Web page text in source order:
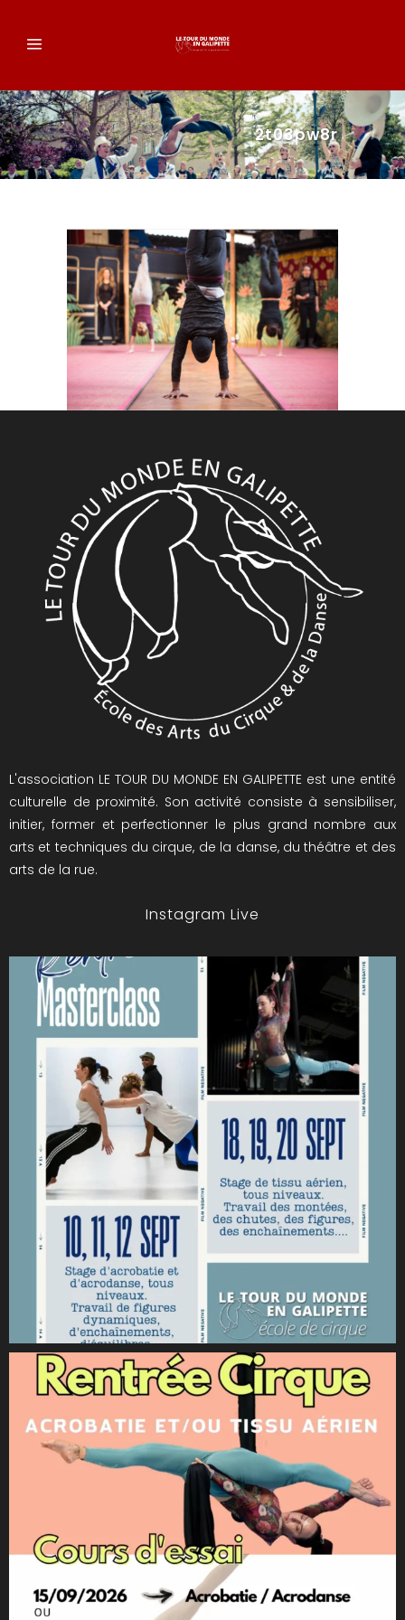
2t03pw8r
L'association LE TOUR DU MONDE EN GALIPETTE est une entité
culturelle de proximité. Son activité consiste à sensibiliser,
initier, former et perfectionner le plus grand nombre aux
arts et techniques du cirque, de la danse, du théâtre et des
arts de la rue.
Instagram Live